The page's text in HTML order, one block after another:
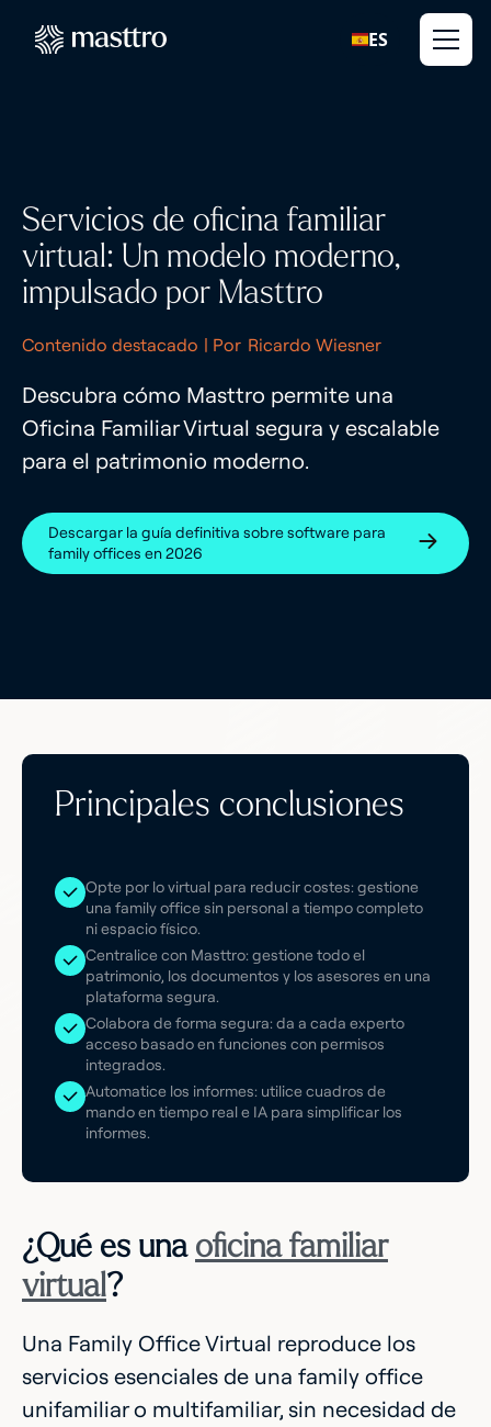
ES
Servicios de oficina familiar
virtual: Un modelo moderno,
impulsado por Masttro
Contenido destacado | Por Ricardo Wiesner
Descubra cómo Masttro permite una
Oficina Familiar Virtual segura y escalable
para el patrimonio moderno.
Descargar la guía definitiva sobre software para
family offices en 2026
Principales conclusiones
Opte por lo virtual para reducir costes: gestione
una family office sin personal a tiempo completo
ni espacio físico.
Centralice con Masttro: gestione todo el
patrimonio, los documentos y los asesores en una
plataforma segura.
Colabora de forma segura: da a cada experto
acceso basado en funciones con permisos
integrados.
Automatice los informes: utilice cuadros de
mando en tiempo real e IA para simplificar los
informes.
¿Qué es una oficina familiar
virtual?
Una Family Office Virtual reproduce los
servicios esenciales de una family office
unifamiliar o multifamiliar, sin necesidad de